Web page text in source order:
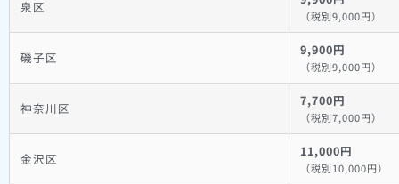
泉区
（税別9,000円）
磯子区 9,900円
（税別9,000円）
神奈川区 7,700円
（税別7,000円）
金沢区 11,000円
（税別10,000円）